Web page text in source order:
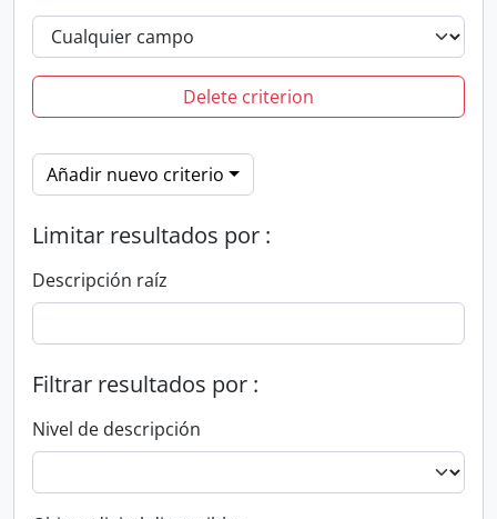
Delete criterion
Añadir nuevo criterio
Limitar resultados por :
Descripción raíz
Filtrar resultados por :
Nivel de descripción